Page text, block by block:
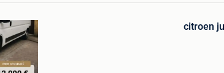
dans
Mes
Favoris
citroen